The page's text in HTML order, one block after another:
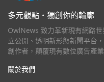
多元觀點・獨創你的輪廓
OwlNews 致力革新現有網路
立公開、透明新形態新聞平台
創作者，顛覆現有數位廣告產
關於我們